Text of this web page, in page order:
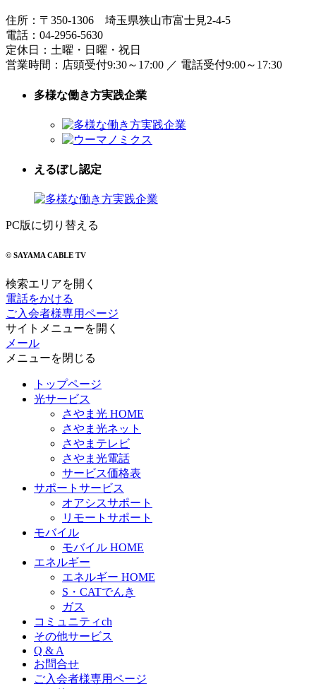
住所： 〒350-1306 埼玉県狭山市富士見2-4-5
電話： 04-2956-5630
定休日：土曜・日曜・祝日
営業時間： 店頭受付9:30～17:00 ／ 電話受付9:00～17:30
多様な働き方実践企業
えるぼし認定
PC版に切り替える
© SAYAMA CABLE TV
検索エリアを開く
電話をかける
ご入会者様専用ページ
サイトメニューを開く
メール
メニューを閉じる
トップページ
光サービス
さやま光 HOME
さやま光ネット
さやまテレビ
さやま光電話
サービス価格表
サポートサービス
オアシスサポート
リモートサポート
モバイル
モバイル HOME
エネルギー
エネルギー HOME
S・CATでんき
ガス
コミュニティch
その他サービス
Q & A
お問合せ
ご入会者様専用ページ